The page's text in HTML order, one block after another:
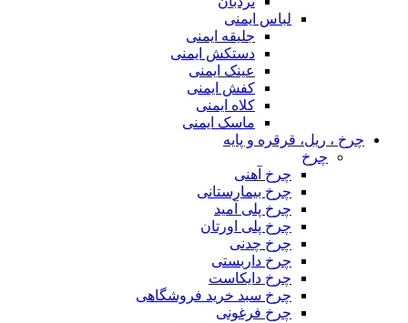
لباس ایمنی
جلیقه ایمنی
دستکش ایمنی
عینک ایمنی
کفش ایمنی
کلاه ایمنی
ماسک ایمنی
چرخ ، ریل، قرقره و پایه
چرخ
چرخ آهنی
چرخ بیمارستانی
چرخ پلی آمید
چرخ پلی اورتان
چرخ چدنی
چرخ داربستی
چرخ دایکاست
چرخ سبد خرید فروشگاهی
چرخ فرغونی